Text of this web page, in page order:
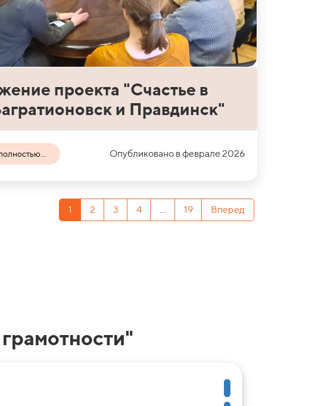
проекта "Счастье в
и Правдинск"
Опубликовано в феврале 2026
1 2 3 4 ... 19 Вперед